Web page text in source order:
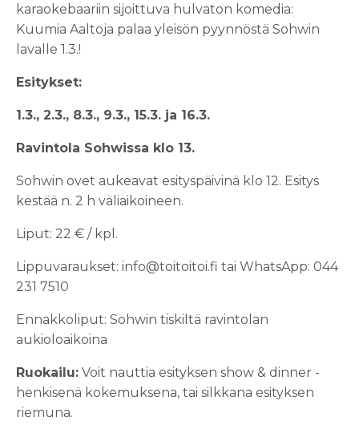
karaokebaariin sijoittuva hulvaton komedia:
Kuumia Aaltoja palaa yleisön pyynnöstä Sohwin
lavalle 1.3.!
Esitykset:
1.3., 2.3., 8.3., 9.3., 15.3. ja 16.3.
Ravintola Sohwissa klo 13.
Sohwin ovet aukeavat esityspäivinä klo 12. Esitys
kestää n. 2 h väliaikoineen.
Liput: 22 € / kpl.
Lippuvaraukset: info@toitoitoi.fi tai WhatsApp: 044
231 7510
Ennakkoliput: Sohwin tiskiltä ravintolan
aukioloaikoina
Ruokailu: Voit nauttia esityksen show & dinner -
henkisenä kokemuksena, tai silkkana esityksen
riemuna.